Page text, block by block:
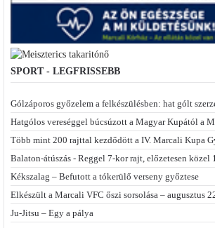
SPORT - LEGFRISSEBB
Gólzáporos győzelem a felkészülésben: hat gólt
Hatgólos vereséggel búcsúzott a Magyar Kupától a
Több mint 200 rajttal kezdődött a IV. Marcali Kupa
Balaton-átúszás - Reggel 7-kor rajt, előzetesen közel
Kékszalag – Befutott a tókerülő verseny győztese
Elkészült a Marcali VFC őszi sorsolása – augusztus
Ju-Jitsu – Egy a pálya